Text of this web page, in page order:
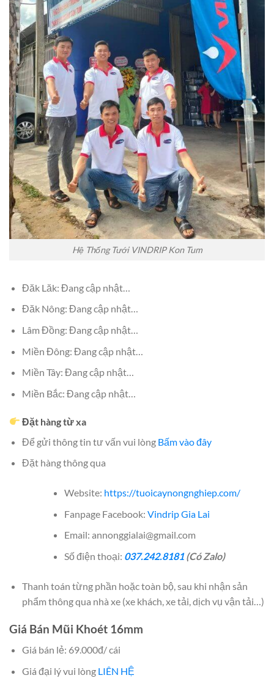
Hệ Thống Tưới VINDRIP Kon Tum
Đăk Lăk: Đang cập nhật…
Đăk Nông: Đang cập nhật…
Lâm Đồng: Đang cập nhật…
Miền Đông: Đang cập nhật…
Miền Tây: Đang cập nhật…
Miền Bắc: Đang cập nhật…
Đặt hàng từ xa
Để gửi thông tin tư vấn vui lòng Bấm vào đây
Đặt hàng thông qua
Website: https://tuoicaynongnghiep.com/
Fanpage Facebook: Vindrip Gia Lai
Email: annonggialai@gmail.com
Số điện thoại: 037.242.8181(Có Zalo)
Thanh toán từng phần hoặc toàn bộ, sau khi nhận sản
phẩm thông qua nhà xe (xe khách, xe tải, dịch vụ vận tải…)
Giá Bán Mũi Khoét 16mm
Giá bán lẻ: 69.000đ/ cái
Giá đại lý vui lòng LIÊN HỆ